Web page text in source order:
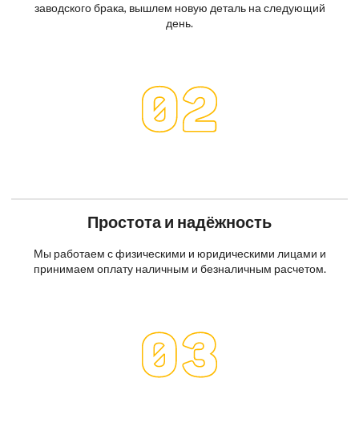
заводского брака, вышлем новую деталь на следующий
день.
Простота и надёжность
Мы работаем с физическими и юридическими лицами и
принимаем оплату наличным и безналичным расчетом.